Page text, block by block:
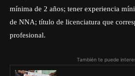
mínima de 2 años; tener experiencia
de NNA; título de licenciatura que
profesional.
También te puede